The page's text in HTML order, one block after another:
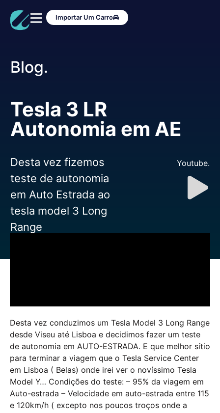
Importar Um Carro
Blog.
Tesla 3 LR
Autonomia em AE
Desta vez fizemos
teste de autonomia
em Auto Estrada ao
tesla model 3 Long
Range
Youtube.
Desta vez conduzimos um Tesla Model 3 Long Range
desde Viseu até Lisboa e decidimos fazer um teste
de autonomia em AUTO-ESTRADA. E que melhor sítio
para terminar a viagem que o Tesla Service Center
em Lisboa ( Belas) onde irei ver o novíssimo Tesla
Model Y… Condições do teste: – 95% da viagem em
Auto-estrada – Velocidade em auto-estrada entre 115
e 120km/h ( excepto nos poucos troços onde a